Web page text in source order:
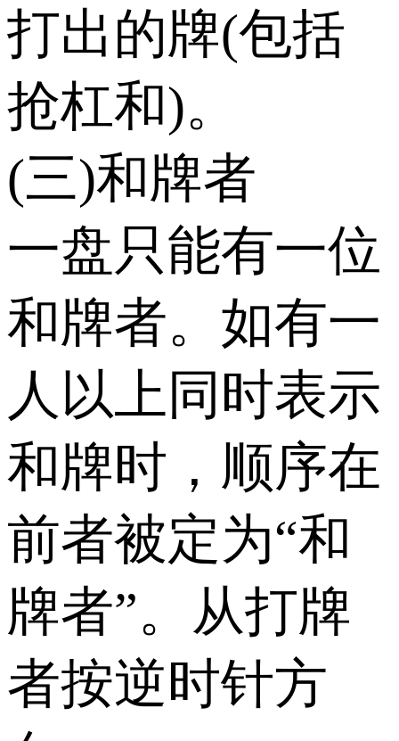
打出的牌(包括
抢杠和)。
(三)和牌者
一盘只能有一位
和牌者。如有一
人以上同时表示
和牌时，顺序在
前者被定为“和
牌者”。从打牌
者按逆时针方